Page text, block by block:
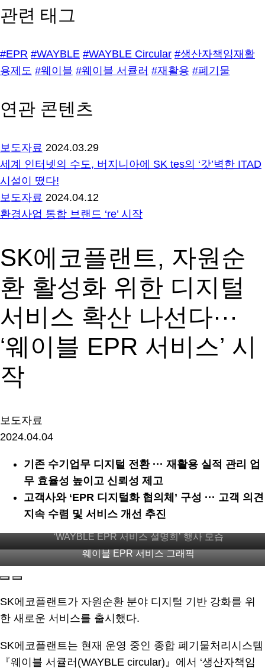
관련 태그
#EPR #WAYBLE #WAYBLE Circular #생산자책임재활
용제도 #웨이블 #웨이블 서큘러 #재활용 #폐기물
연관 콘텐츠
보도자료 2024.03.29
세계 인터넷의 수도, 버지니아에 SK tes의 ‘갓’벽한 ITAD
시설이 떴다!
보도자료 2024.04.12
환경사업 통합 브랜드 ‘re’ 시작
SK에코플랜트, 자원순
환 활성화 위한 디지털
서비스 확산 나선다···
‘웨이블 EPR 서비스’ 시
작
보도자료
2024.04.04
기존 수기업무 디지털 전환 ··· 재활용 실적 관리 업
무 효율성 높이고 신뢰성 제고
고객사와 ‘EPR 디지털화 협의체’ 구성 ··· 고객 의견
지속 수렴 및 서비스 개선 추진
‘WAYBLE EPR 서비스 설명회’ 행사 모습
웨이블 EPR 서비스 그래픽
SK에코플랜트가 자원순환 분야 디지털 기반 강화를 위
한 새로운 서비스를 출시했다.
SK에코플랜트는 현재 운영 중인 종합 폐기물처리시스템
『웨이블 서큘러(WAYBLE circular)』에서 ‘생산자책임